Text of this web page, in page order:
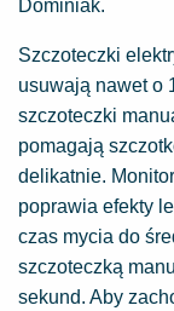
Dominiak.
Szczoteczki
usuwają nawet o
szczoteczki
pomagają
delikatnie.
poprawia efekty
czas mycia do
szczoteczką
sekund. Aby